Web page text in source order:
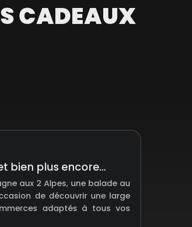
CADEAUX
bien plus encore…
aux 2 Alpes, une balade au
de découvrir une large
adaptés à tous vos